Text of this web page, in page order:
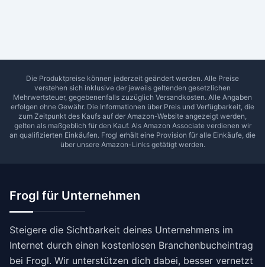
Die Produktpreise können jederzeit geändert werden. Alle Preise
verstehen sich inklusive der jeweils geltenden gesetzlichen
Mehrwertsteuer, gegebenenfalls zuzüglich Versandkosten. Alle Angaben
erfolgen ohne Gewähr. Die Informationen über Preis und Verfügbarkeit, die
zum Zeitpunkt des Kaufs auf der Amazon-Website angezeigt werden,
gelten als maßgeblich für den Kauf. Als Amazon Associate verdienen wir
an qualifizierten Einkäufen. Frogl erhält eine Provision für alle Einkäufe, die
über unsere Amazon-Links getätigt werden.
Frogl für Unternehmen
Steigere die Sichtbarkeit deines Unternehmens im
Internet durch einen kostenlosen Branchenbucheintrag
bei Frogl. Wir unterstützen dich dabei, besser vernetzt